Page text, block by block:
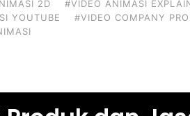
2D #VIDEO ANIMASI
YOUTUBE #VIDEO COMPANY